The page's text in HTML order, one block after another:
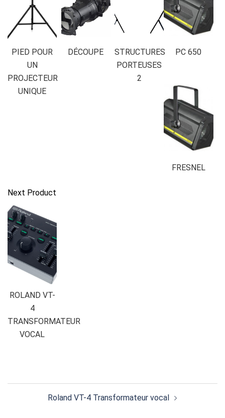
PIED POUR
UN
PROJECTEUR
UNIQUE
DÉCOUPE
STRUCTURES
PORTEUSES
2
PC 650
FRESNEL
Next Product
ROLAND VT-
4
TRANSFORMATEUR
VOCAL
Roland VT-4 Transformateur vocal